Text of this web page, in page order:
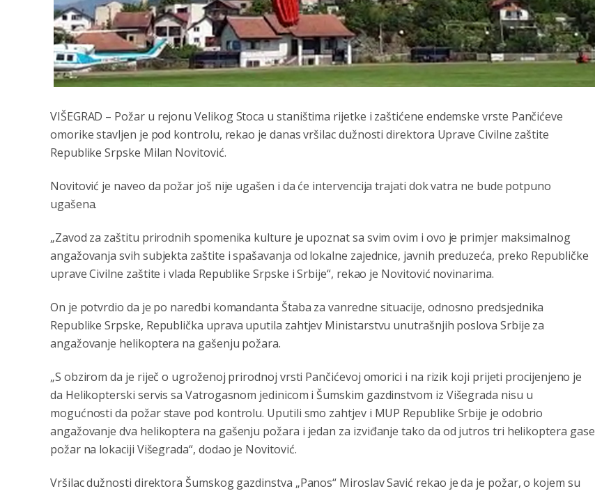
VIŠEGRAD – Požar u rejonu Velikog Stoca u staništima rijetke i zaštićene endemske vrste Pančićeve
omorike stavljen je pod kontrolu, rekao je danas vršilac dužnosti direktora Uprave Civilne zaštite
Republike Srpske Milan Novitović.
Novitović je naveo da požar još nije ugašen i da će intervencija trajati dok vatra ne bude potpuno
ugašena.
„Zavod za zaštitu prirodnih spomenika kulture je upoznat sa svim ovim i ovo je primjer maksimalnog
angažovanja svih subjekta zaštite i spašavanja od lokalne zajednice, javnih preduzeća, preko Republičke
uprave Civilne zaštite i vlada Republike Srpske i Srbije“, rekao je Novitović novinarima.
On je potvrdio da je po naredbi komandanta Štaba za vanredne situacije, odnosno predsjednika
Republike Srpske, Republička uprava uputila zahtjev Ministarstvu unutrašnjih poslova Srbije za
angažovanje helikoptera na gašenju požara.
„S obzirom da je riječ o ugroženoj prirodnoj vrsti Pančićevoj omorici i na rizik koji prijeti procijenjeno je
da Helikopterski servis sa Vatrogasnom jedinicom i Šumskim gazdinstvom iz Višegrada nisu u
mogućnosti da požar stave pod kontrolu. Uputili smo zahtjev i MUP Republike Srbije je odobrio
angažovanje dva helikoptera na gašenju požara i jedan za izviđanje tako da od jutros tri helikoptera gase
požar na lokaciji Višegrada“, dodao je Novitović.
Vršilac dužnosti direktora Šumskog gazdinstva „Panos“ Miroslav Savić rekao je da je požar, o kojem su